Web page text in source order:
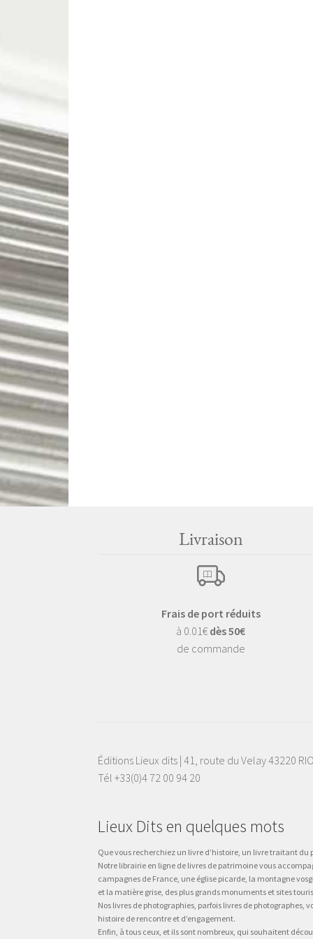
Livraison
Frais de port réduits
à 0.01€ dès 50€
de commande
Éditions Lieux dits | 41, route du Velay 43220
Tél +33(0)4 72 00 94 20
Lieux Dits en quelques mots
Que vous recherchiez un livre d’histoire, un livre traitant
Notre librairie en ligne de livres de patrimoine vous
campagnes de France, une église picarde, la montagne
et la matière grise, des plus grands monuments et sites
Nos livres de photographies, parfois livres de
histoire de rencontre et d’engagement.
Enfin, à tous ceux, et ils sont nombreux, qui souhaitent